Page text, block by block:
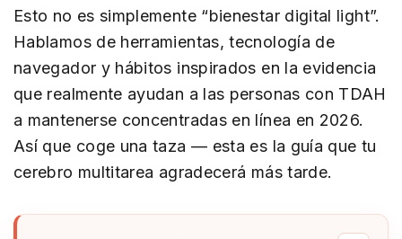
Esto no es simplemente “bienestar digital light”.
Hablamos de herramientas, tecnología de
navegador y hábitos inspirados en la evidencia
que realmente ayudan a las personas con TDAH
a mantenerse concentradas en línea en 2026.
Así que coge una taza — esta es la guía que tu
cerebro multitarea agradecerá más tarde.